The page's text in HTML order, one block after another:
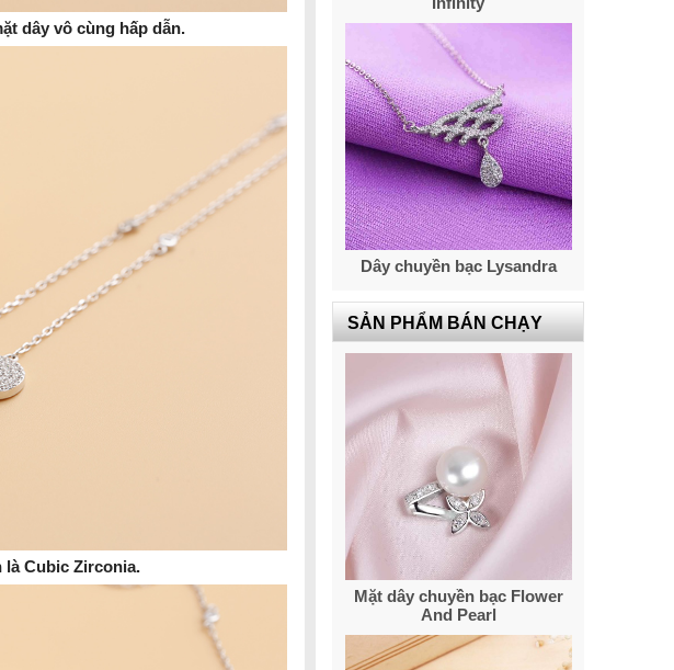
dây vô cùng hấp dẫn.
Cubic Zirconia.
Dây chuyền bạc Lysandra
SẢN PHẨM BÁN CHẠY
Mặt dây chuyền bạc Flower
And Pearl